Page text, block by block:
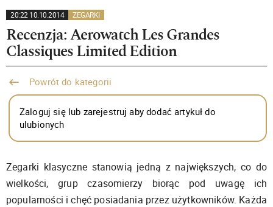
20:22 10.10.2014 ZEGARKI
Recenzja: Aerowatch Les Grandes
Classiques Limited Edition
Powrót do kategorii
Zaloguj się lub zarejestruj aby dodać artykuł do
ulubionych
Zegarki klasyczne stanowią jedną z największych, co do
wielkości, grup czasomierzy biorąc pod uwagę ich
popularności i chęć posiadania przez użytkowników. Każda